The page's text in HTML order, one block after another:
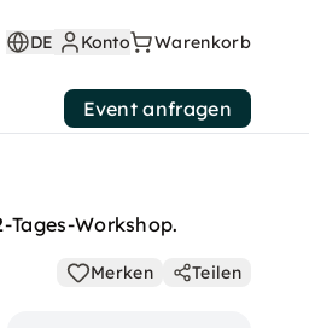
DE Konto Warenkorb
Event anfragen
Workshop.
Merken Teilen